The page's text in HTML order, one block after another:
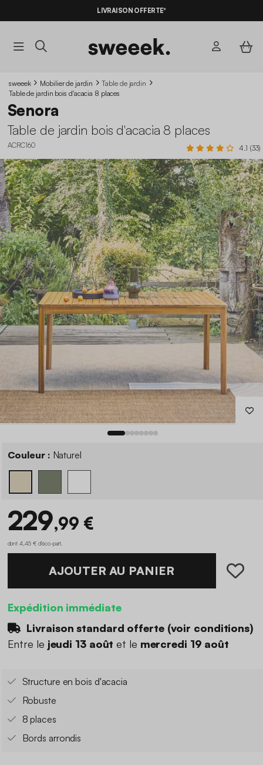
LIVRAISON OFFERTE*
sweeek Mobilier de jardin
Table de jardin
Table de jardin bois d'acacia 8 places
Senora
Table de jardin bois d'acacia 8 places
ACRC160 4.1 (33)
Couleur : Naturel
229,99 €
dont 4,45 € d'éco-part
AJOUTER AU PANIER
Expédition immédiate
Livraison standard offerte (voir conditions)
Entre le jeudi 13 août et le mercredi 19 août
Structure en bois d'acacia
Robuste
8 places
Bords arrondis